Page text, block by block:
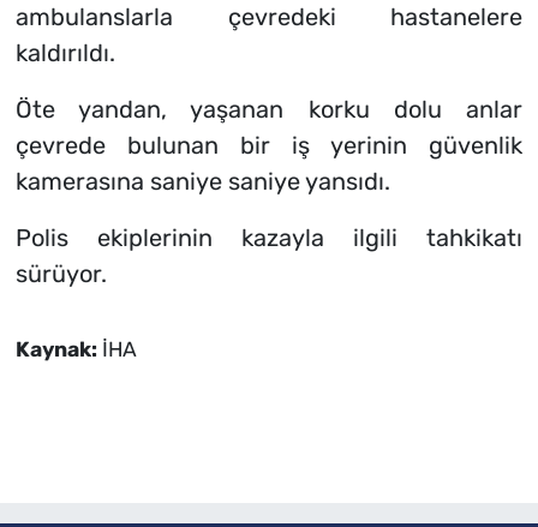
ambulanslarla çevredeki hastanelere
kaldırıldı.
Öte yandan, yaşanan korku dolu anlar
çevrede bulunan bir iş yerinin güvenlik
kamerasına saniye saniye yansıdı.
Polis ekiplerinin kazayla ilgili tahkikatı
sürüyor.
Kaynak: İHA